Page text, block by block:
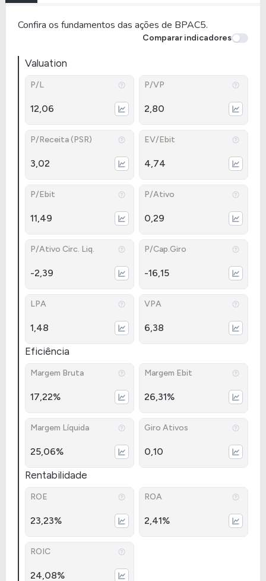
Confira os fundamentos das ações de BPAC5.
Comparar indicadores
Valuation
P/L
12,06
P/VP
2,80
P/Receita (PSR)
3,02
EV/Ebit
4,74
P/Ebit
11,49
P/Ativo
0,29
P/Ativo Circ. Liq.
-2,39
P/Cap.Giro
-16,15
LPA
1,48
VPA
6,38
Eficiência
Margem Bruta
17,22%
Margem Ebit
26,31%
Margem Líquida
25,06%
Giro Ativos
0,10
Rentabilidade
ROE
23,23%
ROA
2,41%
ROIC
24,08%